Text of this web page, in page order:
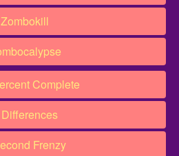
Zombokill
Complete
Frenzy